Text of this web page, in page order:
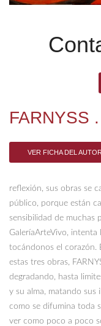
FARNYSS .
VER FICHA DEL AUTOR
reflexión, sus obras se
público, porque están
sensibilidad de muchas
GaleríaArteVivo, intenta
tocándonos el corazón.
estas tres obras,
degradando, hasta
y su alma, matando sus
como se difumina toda
ver como poco a poco